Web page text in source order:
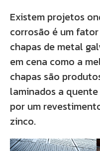
Existem projetos
corrosão é um
chapas de metal
em cena como a
chapas são
laminados a
por um
zinco.